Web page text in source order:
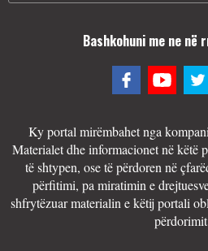
Bashkohuni me ne
Ky portal mirëmbahet nga
Materialet dhe informacionet në këtë
të shtypen, ose të përdoren në
përfitimi, pa miratimin e
shfrytëzuar materialin e këtij portali